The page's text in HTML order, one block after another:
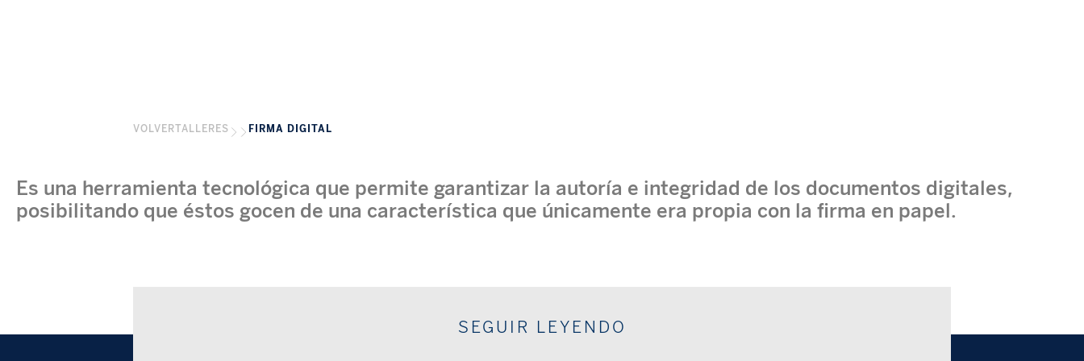
VOLVER TALLERES FIRMA DIGITAL
Es una herramienta tecnológica que permite garantizar la autoría e integridad de los documentos digitales,
posibilitando que éstos gocen de una característica que únicamente era propia con la firma en papel.
SEGUIR LEYENDO